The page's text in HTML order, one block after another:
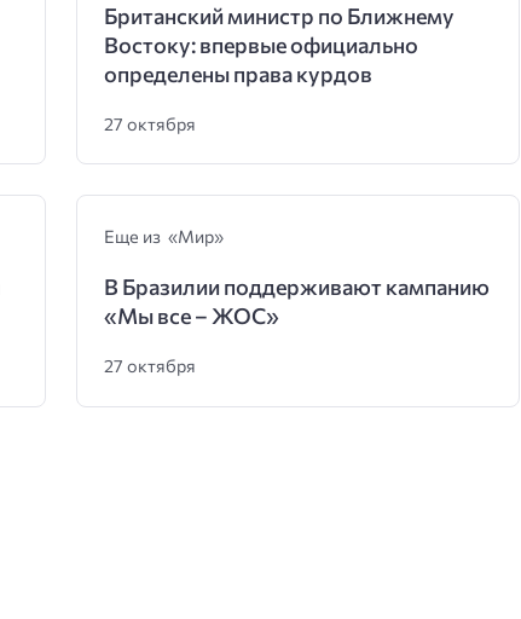
Британский министр по Ближнему
Востоку: впервые официально
определены права курдов
27 октября
Еще из «Мир»
В Бразилии поддерживают кампанию
«Мы все – ЖОС»
27 октября